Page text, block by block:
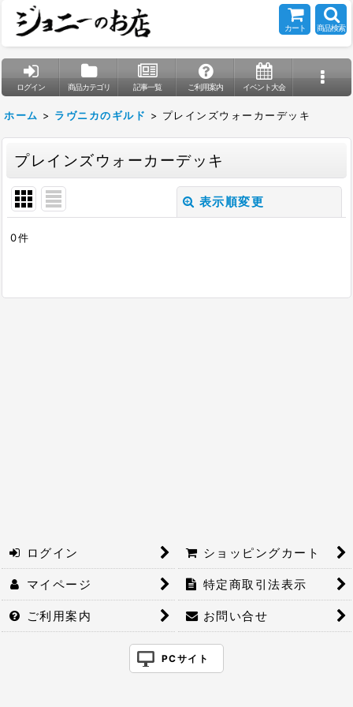
カート 商品検索
ログイン 商品カテゴリ 記事一覧 ご利用案内 イベント大会
ホーム > ラヴニカのギルド > プレインズウォーカーデッキ
プレインズウォーカーデッキ
表示順変更
表示数
0件
ログイン ショッピングカート
マイページ 特定商取引法表示
ご利用案内 お問い合せ
PCサイト